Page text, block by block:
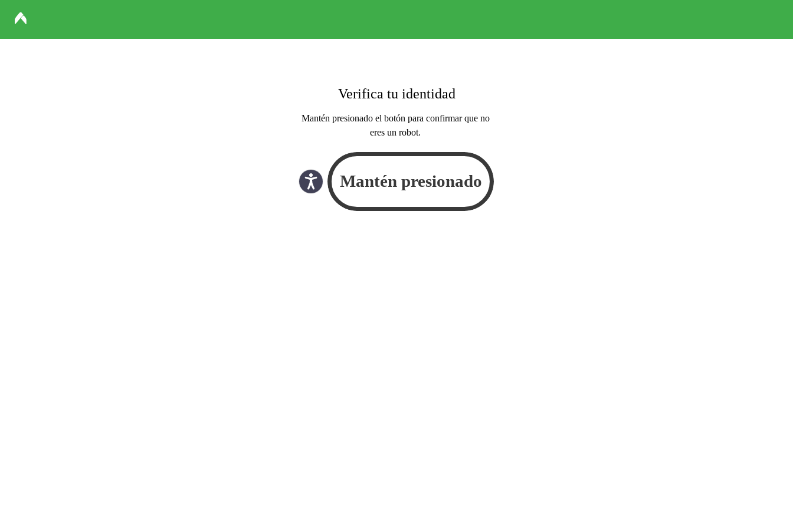
Verifica tu identidad
Mantén presionado el botón para confirmar que no
eres un robot.